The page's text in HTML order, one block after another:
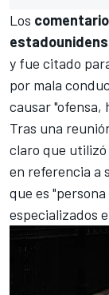
Los
y fue citado
por mala
causar "ofensa,
Tras una
claro que
en referencia a
que es
especializados